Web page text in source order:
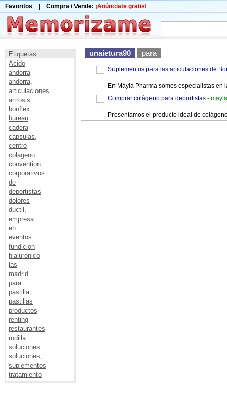
Favoritos Compra / Vende: ¡Anúnciate gratis!
Etiquetas
Acido
andorra
andorra,
articulaciones
artrosis
bonflex
bureau
cadera
capsulas,
centro
colageno
convention
corporativos
de
deportistas
dolores
ductil,
empresa
en
eventos
fundicion
hialuronico
las
madrid
para
pastilla,
pastillas
productos
renting
restaurantes
rodilla
soluciones
soluciones,
suplementos
tratamiento
unaietura90 para
Suplementos para las articulaciones de
En Máyla Pharma somos especialistas
Comprar colágeno para deportistas -
Presentamos el producto ideal de